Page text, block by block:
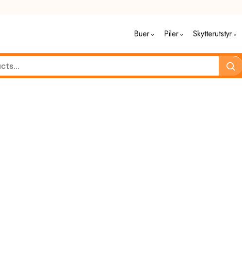
Buer Piler Skytterutstyr